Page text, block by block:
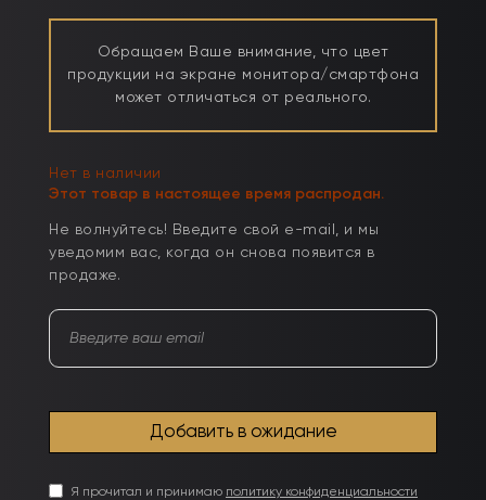
Обращаем Ваше внимание, что цвет
продукции на экране монитора/смартфона
может отличаться от реального.
Нет в наличии
Этот товар в настоящее время распродан.
Не волнуйтесь! Введите свой e-mail, и мы
уведомим вас, когда он снова появится в
продаже.
Я прочитал и принимаю политику конфиденциальности